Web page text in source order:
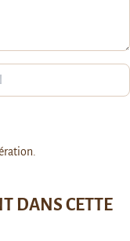
DANS CETTE